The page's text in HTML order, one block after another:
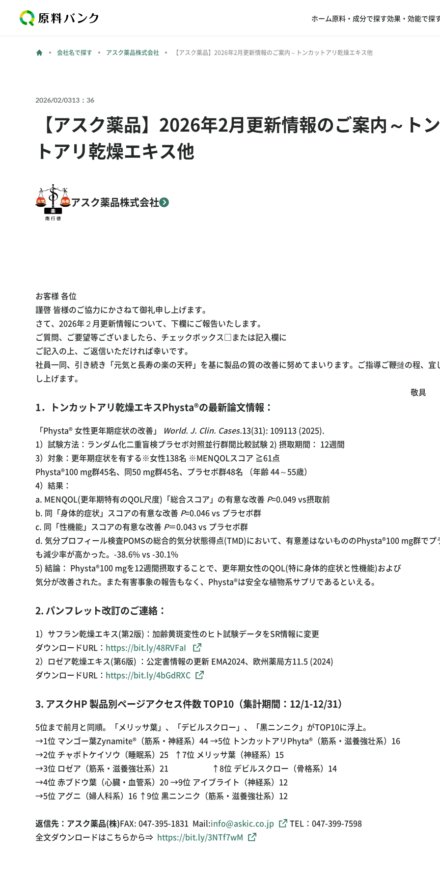
ホーム 原料・成分で探す効果・効能で探
会社名で探す アスク薬品株式会社 【アスク薬品】2026年2月更新情報のご案内～トンカットアリ乾燥エキス他
2026/02/0313：36
【アスク薬品】2026年2月更新情報のご案内～ト
トアリ乾燥エキス他
アスク薬品株式会社
お客様 各位
謹啓 皆様のご協力にかさねて御礼申し上げます。
さて、2026年２月更新情報について、下欄にご報告いたします。
ご質問、ご要望等ございましたら、チェックボックス□または記入欄に
ご記入の上、ご返信いただければ幸いです。
社員一同、引き続き「元気と長寿の楽の天秤」を基に製品の質の改善に努めてまいります。ご指導ご鞭撻の程、宜
し上げます。
敬具
1．トンカットアリ乾燥エキスPhysta®の最新論文情報：
「Physta® 女性更年期症状の改善」 World. J. Clin. Cases.13(31): 109113 (2025).
1）試験方法：ランダム化二重盲検プラセボ対照並行群間比較試験 2) 摂取期間： 12週間
3）対象：更年期症状を有する※女性138名 ※MENQOLスコア ≧61点
Physta®100 mg群45名、同50 mg群45名、プラセボ群48名 （年齢 44～55歳）
4）結果：
a. MENQOL(更年期特有のQOL尺度)「総合スコア」の有意な改善 P=0.049 vs摂取前
b. 同「身体的症状」スコアの有意な改善 P=0.046 vs プラセボ群
c. 同「性機能」スコアの有意な改善 P＝0.043 vs プラセボ群
d. 気分プロフィール検査POMSの総合的気分状態得点(TMD)において、有意差はないもののPhysta®100 mg群でプ
も減少率が高かった。-38.6% vs -30.1%
5) 結論： Physta®100 mgを12週間摂取することで、更年期女性のQOL(特に身体的症状と性機能)および
気分が改善された。また有害事象の報告もなく、Physta®は安全な植物系サプリであるといえる。
2. パンフレット改訂のご連絡：
1）サフラン乾燥エキス(第2版)：加齢黄斑変性のヒト試験データをSR情報に変更
ダウンロードURL： https://bit.ly/48RVFaI
2）ロゼア乾燥エキス(第6版) ：公定書情報の更新 EMA2024、欧州薬局方11.5 (2024)
ダウンロードURL： https://bit.ly/4bGdRXC
3. アスクHP 製品別ページアクセス件数 TOP10 （集計期間：12/1-12/31）
5位まで前月と同順。「メリッサ葉」、「デビルスクロー」、「黒ニンニク」がTOP10に浮上。
→1位 マンゴー葉Zynamite®（筋系・神経系）44 →5位 トンカットアリPhyta®（筋系・滋養強壮系）16
→2位 チャボトケイソウ（睡眠系）25 ↑7位 メリッサ葉（神経系）15
→3位 ロゼア（筋系・滋養強壮系）21 ↑8位 デビルスクロー（骨格系）14
→4位 赤ブドウ葉（心臓・血管系）20 →9位 アイブライト（神経系）12
→5位 アグニ（婦人科系）16 ↑9位 黒ニンニク（筋系・滋養強壮系）12
返信先：アスク薬品(株) FAX: 047-395-1831 Mail:info@askic.co.jp
TEL：047-399-7598
全文ダウンロードはこちらから⇒
https://bit.ly/3NTf7wM